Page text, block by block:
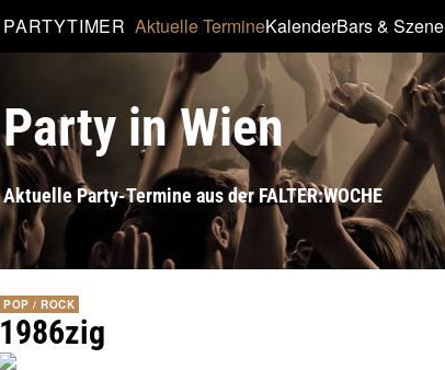
PARTYTIMER Aktuelle TermineKalenderBars & Szene
Party in Wien
Aktuelle Party-Termine aus der FALTER:WOCHE
POP / ROCK
1986zig